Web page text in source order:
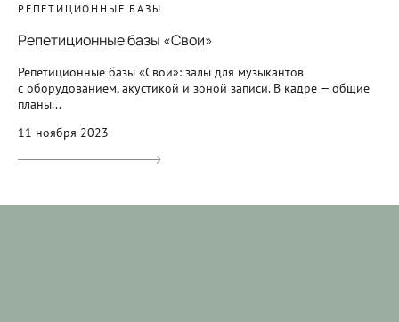
РЕПЕТИЦИОННЫЕ БАЗЫ
Репетиционные базы «Свои»
Репетиционные базы «Свои»: залы для музыкантов
с оборудованием, акустикой и зоной записи. В кадре — общие
планы...
11 ноября 2023